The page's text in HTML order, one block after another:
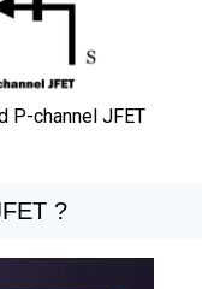
P-channel JFET
?